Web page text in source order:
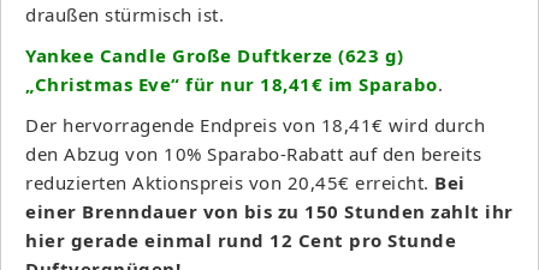
draußen stürmisch ist.
Yankee Candle Große Duftkerze (623 g)
„Christmas Eve“ für nur 18,41€ im Sparabo.
Der hervorragende Endpreis von 18,41€ wird durch
den Abzug von 10% Sparabo-Rabatt auf den bereits
reduzierten Aktionspreis von 20,45€ erreicht. Bei
einer Brenndauer von bis zu 150 Stunden zahlt ihr
hier gerade einmal rund 12 Cent pro Stunde